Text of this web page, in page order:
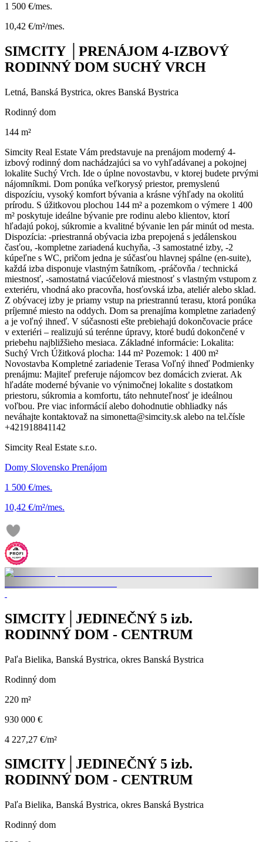
1 500 €/mes.
10,42 €/m²/mes.
SIMCITY │PRENÁJOM 4-IZBOVÝ
RODINNÝ DOM SUCHÝ VRCH
Letná, Banská Bystrica, okres Banská Bystrica
Rodinný dom
144 m²
Simcity Real Estate Vám predstavuje na prenájom moderný 4-
izbový rodinný dom nachádzajúci sa vo vyhľadávanej a pokojnej
lokalite Suchý Vrch. Ide o úplne novostavbu, v ktorej budete prvými
nájomníkmi. Dom ponúka veľkorysý priestor, premyslenú
dispozíciu, vysoký komfort bývania a krásne výhľady na okolitú
prírodu. S úžitkovou plochou 144 m² a pozemkom o výmere 1 400
m² poskytuje ideálne bývanie pre rodinu alebo klientov, ktorí
hľadajú pokoj, súkromie a kvalitné bývanie len pár minút od mesta.
Dispozícia: -priestranná obývacia izba prepojená s jedálenskou
časťou, -kompletne zariadená kuchyňa, -3 samostatné izby, -2
kúpeľne s WC, pričom jedna je súčasťou hlavnej spálne (en-suite),
každá izba disponuje vlastným šatníkom, -práčovňa / technická
miestnosť, -samostatná viacúčelová miestnosť s vlastným vstupom z
exteriéru, vhodná ako pracovňa, hosťovská izba, ateliér alebo sklad.
Z obývacej izby je priamy vstup na priestrannú terasu, ktorá ponúka
príjemné miesto na oddych. Dom sa prenajíma kompletne zariadený
a je voľný ihneď. V súčasnosti ešte prebiehajú dokončovacie práce
v exteriéri – realizujú sú terénne úpravy, ktoré budú dokončené v
priebehu najbližšieho mesiaca. Základné informácie: Lokalita:
Suchý Vrch Úžitková plocha: 144 m² Pozemok: 1 400 m²
Novostavba Kompletné zariadenie Terasa Voľný ihneď Podmienky
prenájmu: Majiteľ preferuje nájomcov bez domácich zvierat. Ak
hľadáte moderné bývanie vo výnimočnej lokalite s dostatkom
priestoru, súkromia a komfortu, táto nehnuteľnosť je ideálnou
voľbou. Pre viac informácií alebo dohodnutie obhliadky nás
neváhajte kontaktovaž na simonetta@simcity.sk alebo na tel.čísle
+421918841142
Simcity Real Estate s.r.o.
Domy Slovensko Prenájom
1 500 €/mes.
10,42 €/m²/mes.
SIMCITY│JEDINEČNÝ 5 izb.
RODINNÝ DOM - CENTRUM
Paľa Bielika, Banská Bystrica, okres Banská Bystrica
Rodinný dom
220 m²
930 000 €
4 227,27 €/m²
SIMCITY│JEDINEČNÝ 5 izb.
RODINNÝ DOM - CENTRUM
Paľa Bielika, Banská Bystrica, okres Banská Bystrica
Rodinný dom